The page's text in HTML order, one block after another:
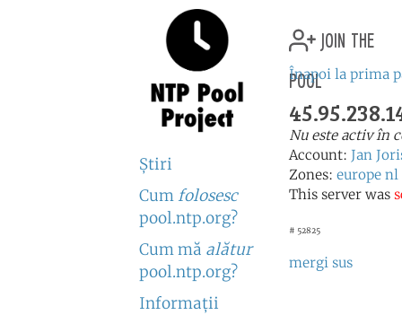
Ştiri
Cum folosesc
pool.ntp.org?
Cum mă alătur
pool.ntp.org?
Informaţii
join the
pool
Înapoi la prima
Nu este activ în
Account: Jan
Zones: europe nl
This server was
# 52825
mergi sus